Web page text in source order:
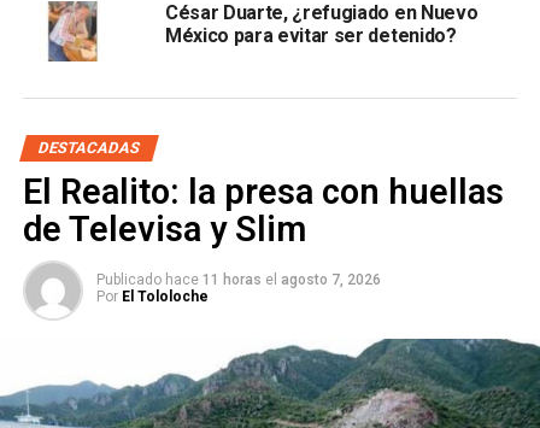
En la investigación que realizó laFiscalía General del
Estado de Chihuahua
contraCésar Duarte, por haber pagado más de 542
millones de pesos a partidos políticos, clérigos, líderes
sociales, legisladores y familiares, dinero que se entregó
Anuar Elíases mencionado como una de las
personas que presuntamente recibió recursos desviados
César Duarte, ¿refugiado en Nuevo
México para evitar ser detenido?
DESTACADAS
El Realito: la presa con huellas
de Televisa y Slim
Publicado hace 11 horas el agosto 7, 2026
Por El Tololoche